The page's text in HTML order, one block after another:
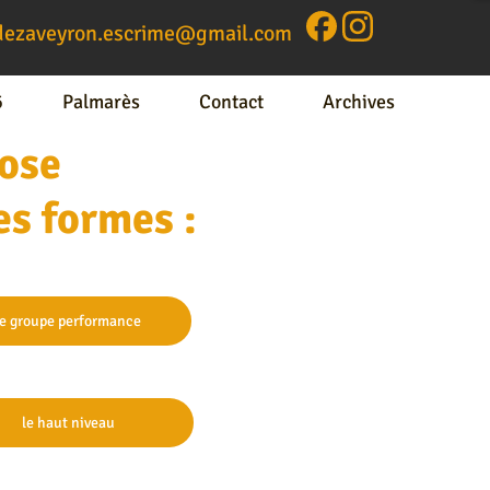
Palmarès Contact Archives
ail.com
formes :
groupe performance
le haut niveau